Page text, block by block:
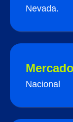
Nevada.
Nacional